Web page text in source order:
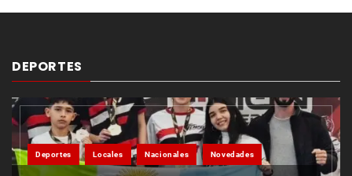
DEPORTES
Deportes Locales Nacionales Novedades